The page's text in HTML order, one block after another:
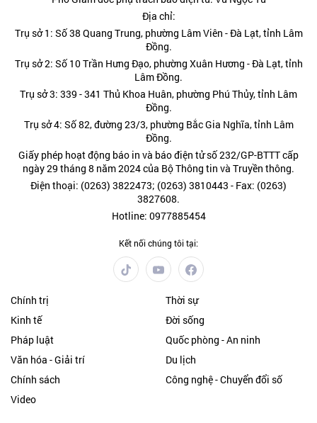
Địa chỉ:
Trụ sở 1: Số 38 Quang Trung, phường Lâm Viên - Đà Lạt, tỉnh Lâm
Đồng.
Trụ sở 2: Số 10 Trần Hưng Đạo, phường Xuân Hương - Đà Lạt, tỉnh
Lâm Đồng.
Trụ sở 3: 339 - 341 Thủ Khoa Huân, phường Phú Thủy, tỉnh Lâm
Đồng.
Trụ sở 4: Số 82, đường 23/3, phường Bắc Gia Nghĩa, tỉnh Lâm
Đồng.
Giấy phép hoạt động báo in và báo điện tử số 232/GP-BTTT cấp
ngày 29 tháng 8 năm 2024 của Bộ Thông tin và Truyền thông.
Điện thoại: (0263) 3822473; (0263) 3810443 - Fax: (0263)
3827608.
Hotline: 0977885454
Kết nối chúng tôi tại:
Chính trị
Thời sự
Kinh tế
Đời sống
Pháp luật
Quốc phòng - An ninh
Văn hóa - Giải trí
Du lịch
Chính sách
Công nghệ - Chuyển đổi số
Video